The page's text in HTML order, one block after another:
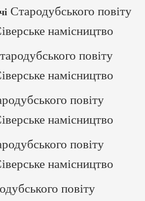
Стародубського повіту
намісництво
повіту
намісництво
повіту
намісництво
повіту
намісництво
повіту